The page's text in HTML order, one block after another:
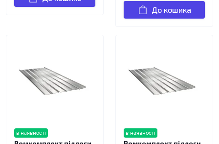
До кошика
в наявності в наявності